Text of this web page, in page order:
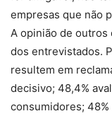
empresas que não
A opinião de outros
dos entrevistados.
resultem em
decisivo; 48,4%
consumidores;